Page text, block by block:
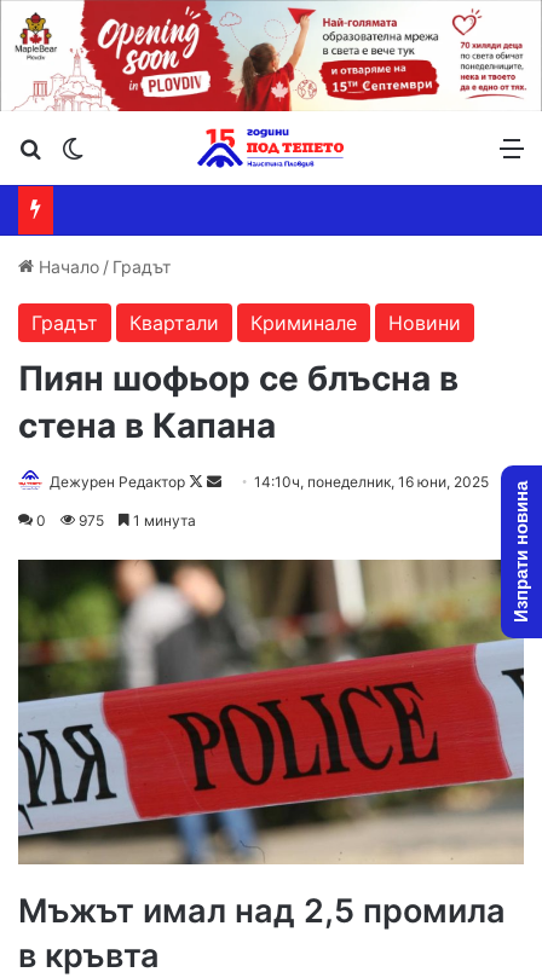
Търсене ...
Начало / Градът
Градът Квартали Криминале Новини
Пиян шофьор се блъсна в
стена в Капана
Дежурен Редактор
Follow
Send14:10ч, понеделник, 16 юни, 2025
0 975 1 минута
Мъжът имал над 2,5 промила
в кръвта
Изпрати новина